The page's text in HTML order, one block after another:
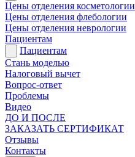
Цены отделения косметологии
Цены отделения флебологии
Цены отделения неврологии
Пациентам
Пациентам
Стань моделью
Налоговый вычет
Вопрос-ответ
Проблемы
Видео
ДО И ПОСЛЕ
ЗАКАЗАТЬ СЕРТИФИКАТ
Отзывы
Контакты